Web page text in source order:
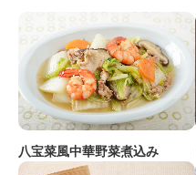
八宝菜風中華野菜煮込み